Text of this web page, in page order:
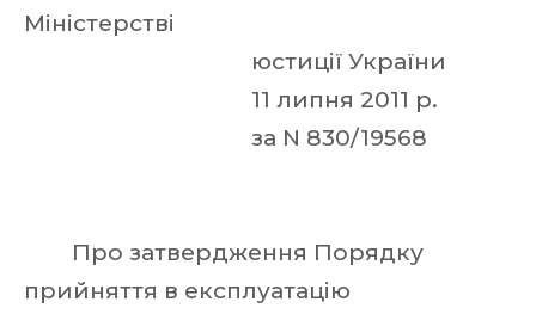
Міністерстві
юстиції України
11 липня 2011 р.
за N 830/19568
Про затвердження Порядку
прийняття в експлуатацію